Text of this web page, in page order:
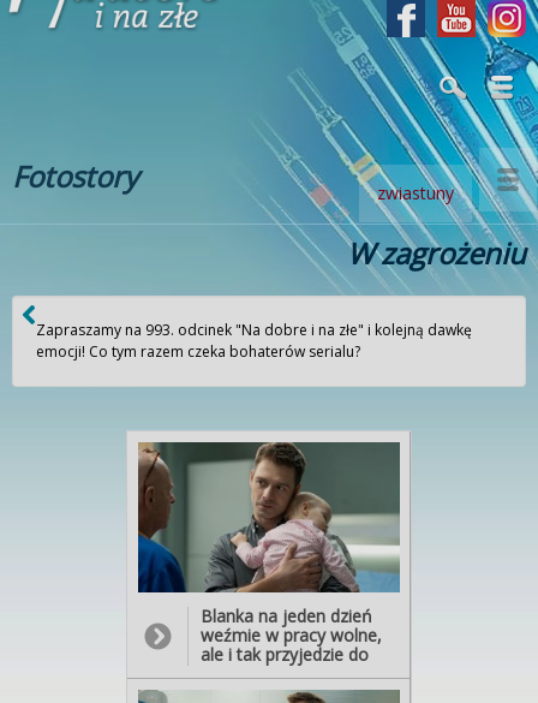
Fotostory zwiastuny
W zagrożeniu
Zapraszamy na 993. odcinek "Na dobre i na złe" i kolejną dawkę
emocji! Co tym razem czeka bohaterów serialu?
Blanka na jeden dzień
weźmie w pracy wolne,
ale i tak przyjedzie do
szpitala, by zająć się
ciężarną pacjentką z